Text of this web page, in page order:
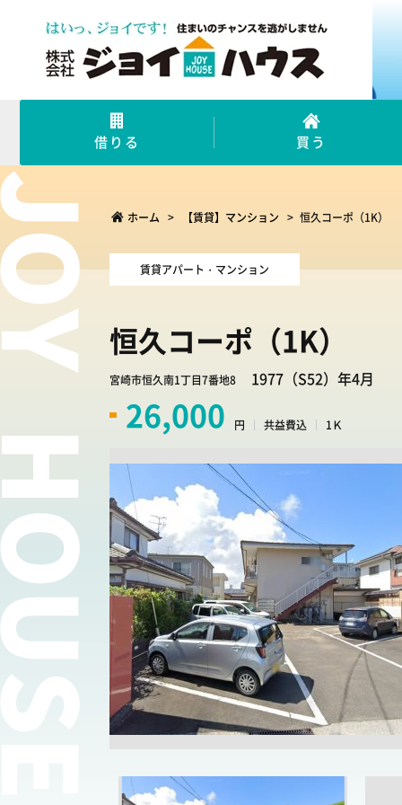
借りる 買う
ホーム > 【賃貸】マンション > 恒久コーポ（1K）
賃貸アパート・マンション
恒久コーポ（1K）
宮崎市恒久南1丁目7番地8 1977（S52）年4月
26,000 円 共益費込 1Ｋ